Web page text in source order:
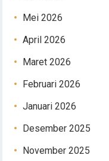
Mei 2026
April 2026
Maret 2026
Februari 2026
Januari 2026
Desember 2025
November 2025